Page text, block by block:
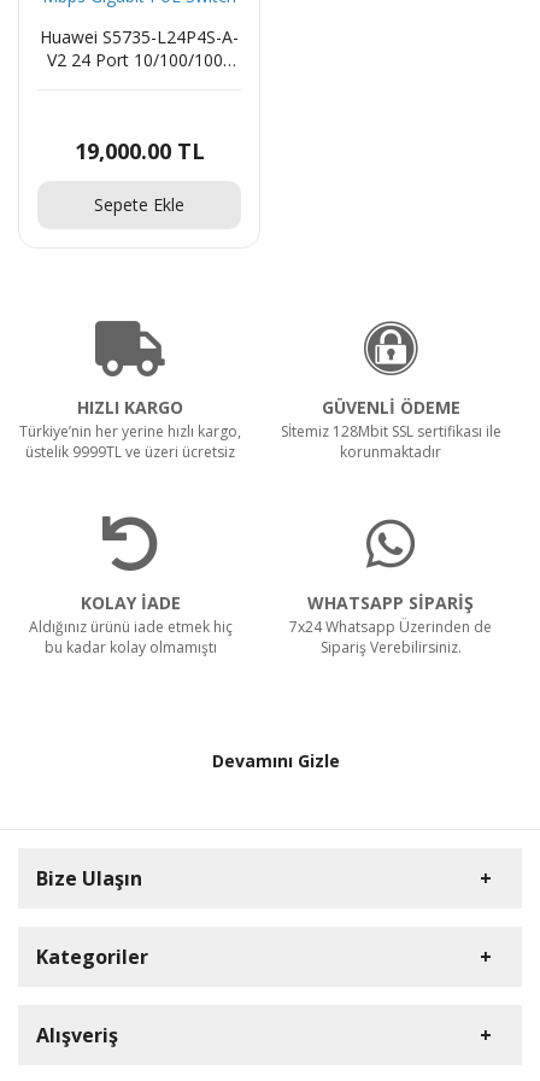
9.63 TL
Seagate SkyHawk ST4000VX007 3.5" 4 TB 5900
Huawei S5735-L24P4S-A-
V2 24 Port 10/100/1000
19,000.00 TL
Sepete Ekle
HIZLI KARGO
Türkiye’nin her yerine hızlı kargo,
üstelik 9999TL ve üzeri ücretsiz
GÜVENLİ ÖDEME
Sİtemiz 128Mbit SSL sertifikası ile
korunmaktadır
KOLAY İADE
Aldığınız ürünü iade etmek hiç
bu kadar kolay olmamıştı
WHATSAPP SİPARİŞ
7x24 Whatsapp Üzerinden de
Sipariş Verebilirsiniz.
Devamını Gizle
Bize Ulaşın
Kategoriler
DVR Cihazlar
Alışveriş